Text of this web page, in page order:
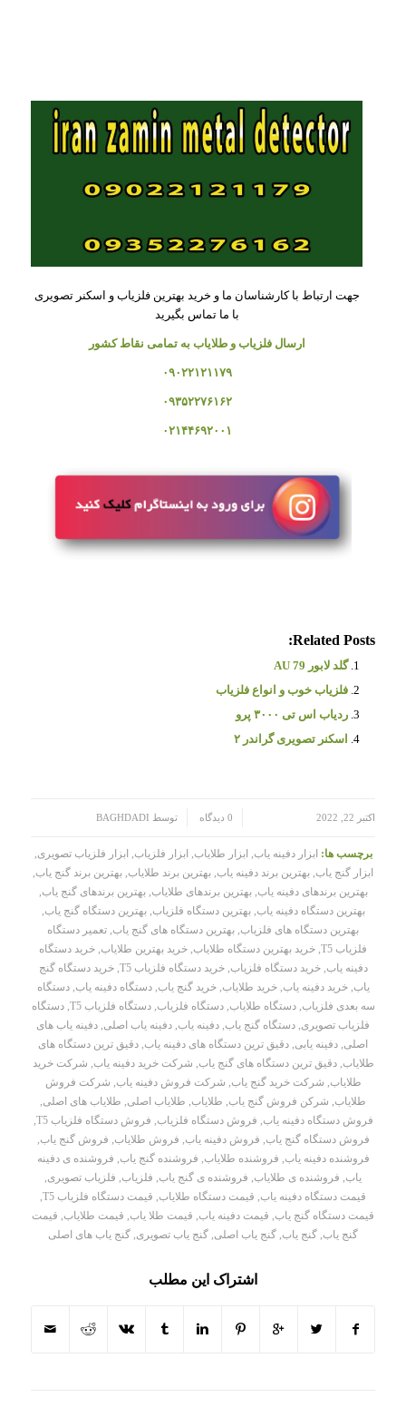
جهت ارتباط با کارشناسان ما و خرید بهترین فلزیاب و اسکنر تصویری
با ما تماس بگیرید
ارسال فلزیاب و طلایاب به تمامی نقاط کشور
۰۹۰۲۲۱۲۱۱۷۹
۰۹۳۵۲۲۷۶۱۶۲
۰۲۱۴۴۶۹۲۰۰۱
Related Posts:
گلد لابور AU 79
فلزیاب خوب و انواع فلزیاب
ردیاب اس تی ۳۰۰۰ پرو
اسکنر تصویری گراندر ۲
اکتبر 22, 2022 0 دیدگاه توسط BAGHDADI
برچسب ها: ابزار دفینه یاب, ابزار طلایاب, ابزار فلزیاب, ابزار فلزیاب تصویری,
ابزار گنج یاب, بهترین برند دفینه یاب, بهترین برند طلایاب, بهترین برند گنج یاب,
بهترین برندهای دفینه یاب,بهترین برندهای طلایاب,بهترین برندهای گنج یاب,
بهترین دستگاه دفینه یاب,بهترین دستگاه فلزیاب,بهترین دستگاه گنج یاب,
بهترین دستگاه های فلزیاب, بهترین دستگاه های گنج یاب, تعمیر دستگاه
فلزیاب T5
, خرید بهترین دستگاه طلایاب, خرید بهترین طلایاب, خرید دستگاه
دفینه یاب,خرید دستگاه فلزیاب,خرید دستگاه فلزیاب T5 ,خرید دستگاه گنج
یاب,خرید دفینه یاب,خرید طلایاب,خرید گنج یاب,دستگاه دفینه یاب,دستگاه
سه بعدی فلزیاب,دستگاه طلایاب,دستگاه فلزیاب,دستگاه فلزیاب T5 ,دستگاه
فلزیاب تصویری, دستگاه گنج یاب, دفینه یاب, دفینه یاب اصلی, دفینه یاب های
اصلی, دفینه یابی, دقیق ترین دستگاه های دفینه یاب, دقیق ترین دستگاه های
طلایاب,دقیق ترین دستگاه های گنج یاب, شرکت خرید دفینه یاب, شرکت خرید
طلایاب, شرکت خرید گنج یاب, شرکت فروش دفینه یاب, شرکت فروش
طلایاب, شرکن فروش گنج یاب, طلایاب, طلایاب اصلی, طلایاب های اصلی,
فروش دستگاه دفینه یاب, فروش دستگاه فلزیاب, فروش دستگاه فلزیاب T5
,
فروش دستگاه گنج یاب, فروش دفینه یاب, فروش طلایاب, فروش گنج یاب,
فروشنده دفینه یاب, فروشنده طلایاب, فروشنده گنج یاب, فروشنده ی دفینه
یاب, فروشنده ی طلایاب, فروشنده ی گنج یاب, فلزیاب, فلزیاب تصویری,
قیمت دستگاه دفینه یاب, قیمت دستگاه طلایاب, قیمت دستگاه فلزیاب T5
,
قیمت دستگاه گنج یاب, قیمت دفینه یاب, قیمت طلا یاب, قیمت طلایاب, قیمت
گنج یاب, گنج یاب, گنج یاب اصلی, گنج یاب تصویری, گنج یاب های اصلی
اشتراک این مطلب